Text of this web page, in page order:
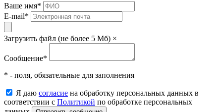
Ваше имя*
E-mail*
Загрузить файл (не более 5 Мб) ×
Сообщение*
* - поля, обязательные для заполнения
Я даю согласие на обработку персональных данных в
соответствии с Политикой по обработке персональных